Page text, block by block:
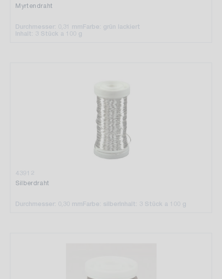
Myrtendraht
Durchmesser: 0,31 mmFarbe: grün lackiert
Inhalt: 3 Stück a 100 g
43912
Silberdraht
Durchmesser: 0,30 mmFarbe: silberInhalt: 3 Stück a 100 g